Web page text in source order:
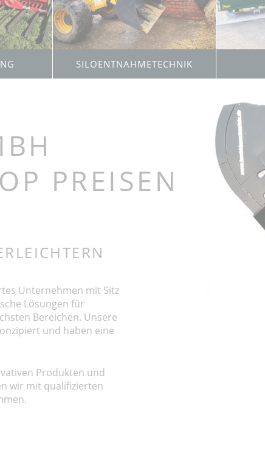
Reiniger
Schnitzler
Bio-Mix Combi und Combi
Double
SILOENTNAHMETECHNIK
PREISEN
Unternehmen mit Sitz
Lösungen für
Bereichen. Unsere
und haben eine
Produkten und
wir mit qualifizierten